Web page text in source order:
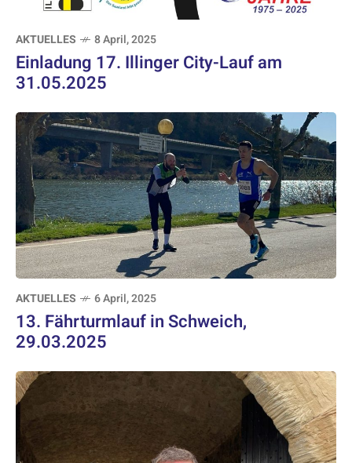
AKTUELLES 8 April, 2025
Einladung 17. Illinger City-Lauf am
31.05.2025
AKTUELLES 6 April, 2025
13. Fährturmlauf in Schweich,
29.03.2025